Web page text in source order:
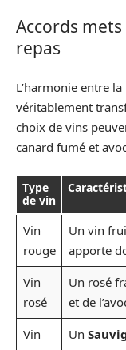
Accords
repas
L’harmonie entre
véritablement
choix de vins
canard fumé et
Type
de vin
Vin
rouge
Un vin
apporte
Vin
rosé
Un rosé
et de
Vin
Un